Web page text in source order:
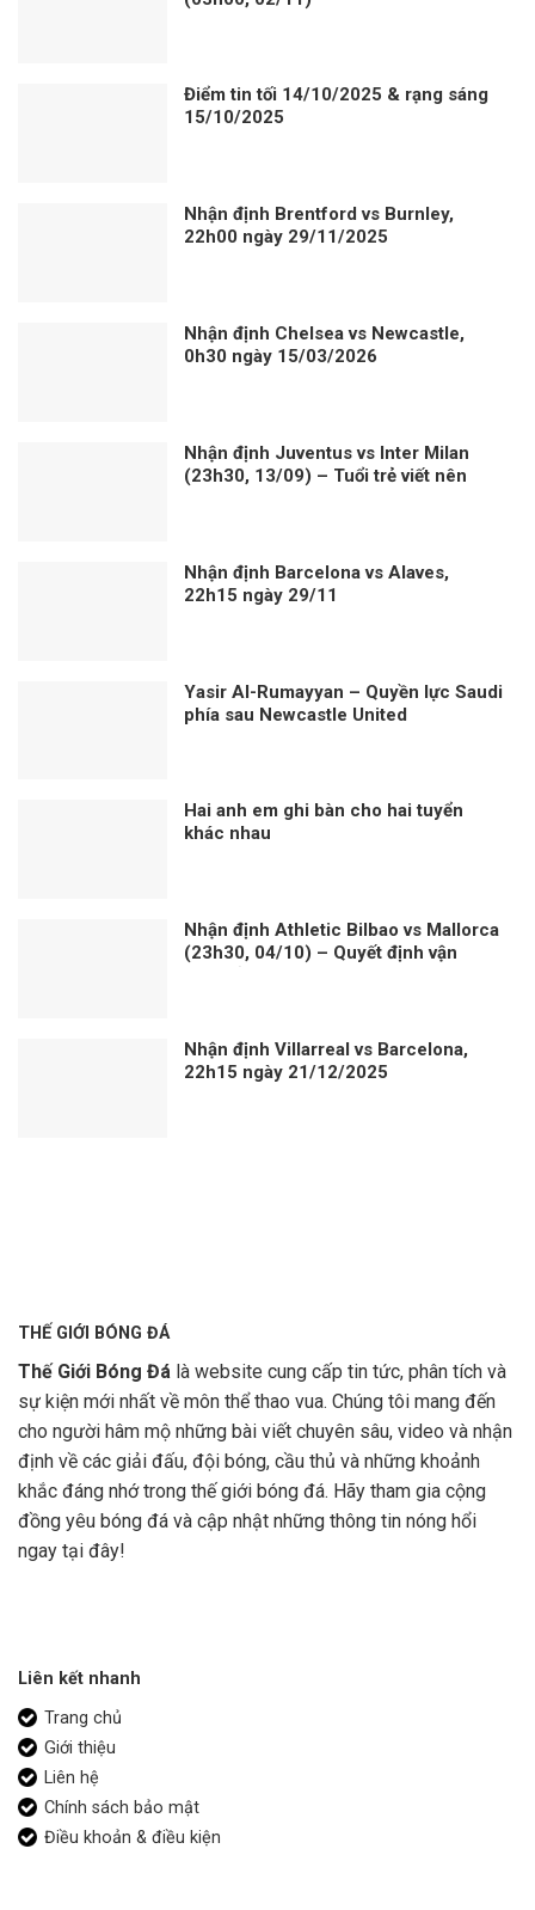
Điểm tin tối 14/10/2025 & rạng sáng
15/10/2025
Nhận định Brentford vs Burnley,
22h00 ngày 29/11/2025
Nhận định Chelsea vs Newcastle,
0h30 ngày 15/03/2026
Nhận định Juventus vs Inter Milan
(23h30, 13/09) – Tuổi trẻ viết nên
Nhận định Barcelona vs Alaves,
22h15 ngày 29/11
Yasir Al-Rumayyan – Quyền lực Saudi
phía sau Newcastle United
Hai anh em ghi bàn cho hai tuyển
khác nhau
Nhận định Athletic Bilbao vs Mallorca
(23h30, 04/10) – Quyết định vận
Nhận định Villarreal vs Barcelona,
22h15 ngày 21/12/2025
THẾ GIỚI BÓNG ĐÁ
Thế Giới Bóng Đá là website cung cấp tin tức, phân tích và
sự kiện mới nhất về môn thể thao vua. Chúng tôi mang đến
cho người hâm mộ những bài viết chuyên sâu, video và nhận
định về các giải đấu, đội bóng, cầu thủ và những khoảnh
khắc đáng nhớ trong thế giới bóng đá. Hãy tham gia cộng
đồng yêu bóng đá và cập nhật những thông tin nóng hổi
ngay tại đây!
Liên kết nhanh
Trang chủ
Giới thiệu
Liên hệ
Chính sách bảo mật
Điều khoản & điều kiện